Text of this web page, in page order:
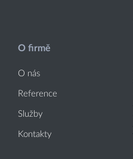
O firmě
O nás
Reference
Služby
Kontakty